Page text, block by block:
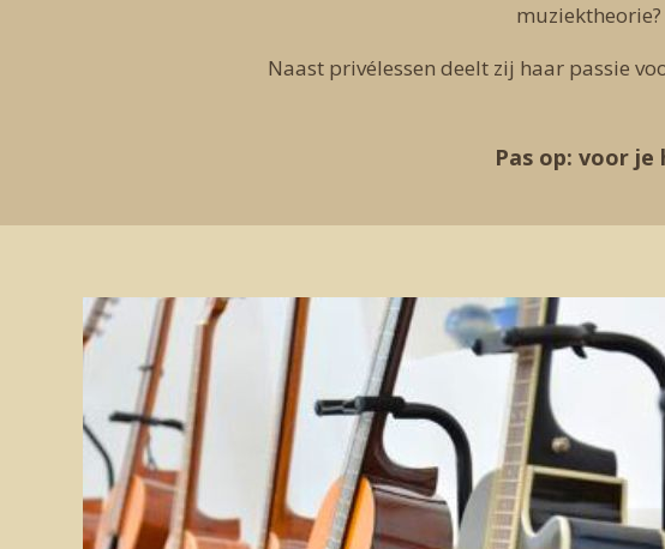
Naast privélessen deelt zij haar passie
Pas op: voor